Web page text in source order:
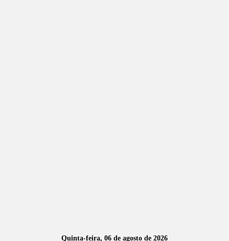
Quinta-feira, 06 de agosto de 2026